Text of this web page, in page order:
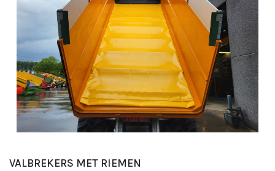
VALBREKERS MET RIEMEN